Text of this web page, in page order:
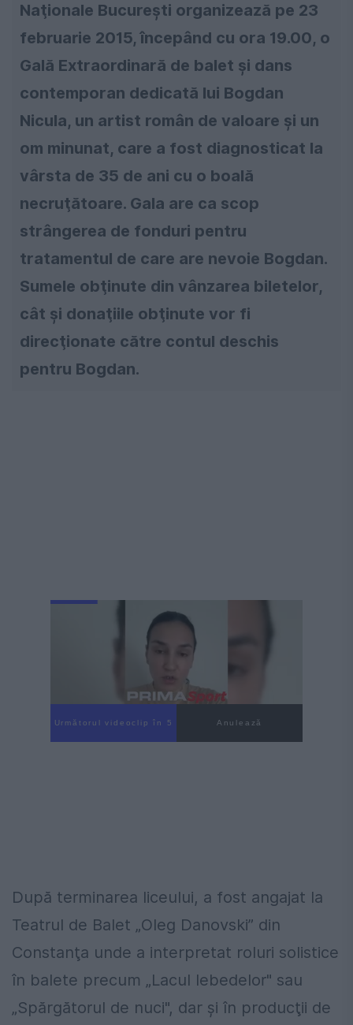
Naţionale Bucureşti organizează pe 23
februarie 2015, începând cu ora 19.00, o
Gală Extraordinară de balet şi dans
contemporan dedicată lui Bogdan
Nicula, un artist român de valoare şi un
om minunat, care a fost diagnosticat la
vârsta de 35 de ani cu o boală
necruţătoare. Gala are ca scop
strângerea de fonduri pentru
tratamentul de care are nevoie Bogdan.
Sumele obţinute din vânzarea biletelor,
cât şi donaţiile obţinute vor fi
direcţionate către contul deschis
pentru Bogdan.
Următorul videoclip în 4 Anulează
După terminarea liceului, a fost angajat la
Teatrul de Balet „Oleg Danovski” din
Constanţa unde a interpretat roluri solistice
în balete precum „Lacul lebedelor" sau
„Spărgătorul de nuci", dar şi în producţii de